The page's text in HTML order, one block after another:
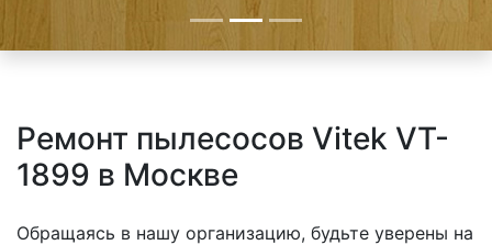
Ремонт пылесосов Vitek VT-
1899 в Москве
Обращаясь в нашу организацию, будьте уверены на